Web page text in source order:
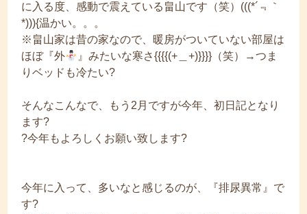
に入る度、感動で震えている畠山です（笑）(((*´﹃｀
*))){温かい。。。
※畠山家は昔の家なので、暖房がついていない部屋は
ほぼ『外
』みたいな寒さ{{{{(+＿+)}}}}（笑）→つま
りベッドも冷たい?
そんなこんなで、もう2月ですが今年、初日記となり
ます?
?今年もよろしくお願い致します?
今年に入って、多いなと感じるのが、『排尿異常』で
す?